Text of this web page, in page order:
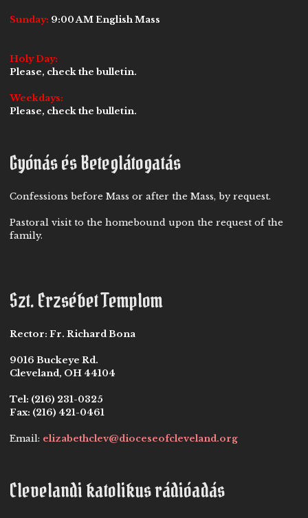
Sunday: 9:00 AM English Mass
Holy Day:
Please, check the bulletin.
Weekdays:
Please, check the bulletin.
Gyónás és Beteglátogatás
Confessions before Mass or after the Mass, by request.
Pastoral visit to the homebound upon the request of the
family.
Szt. Erzsébet Templom
Rector: Fr. Richard Bona
9016 Buckeye Rd.
Cleveland, OH 44104
Tel: (216) 231-0325
Fax: (216) 421-0461
Email: elizabethclev@dioceseofcleveland.org
Clevelandi katolikus rádióadás